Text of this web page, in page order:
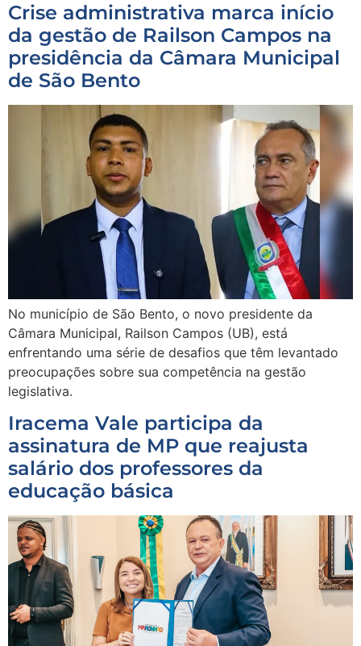
Crise administrativa marca início
da gestão de Railson Campos na
presidência da Câmara Municipal
de São Bento
No município de São Bento, o novo presidente da
Câmara Municipal, Railson Campos (UB), está
enfrentando uma série de desafios que têm levantado
preocupações sobre sua competência na gestão
legislativa.
Iracema Vale participa da
assinatura de MP que reajusta
salário dos professores da
educação básica